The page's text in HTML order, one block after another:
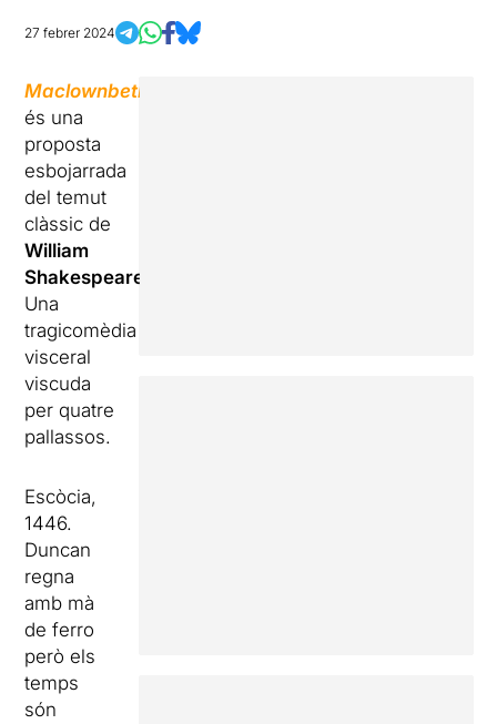
27 febrer 2024
Maclownbeth
és una
proposta
esbojarrada
del temut
clàssic de
William
Shakespeare
Una
tragicomèdia
visceral
viscuda
per quatre
pallassos.
Escòcia,
1446.
Duncan
regna
amb mà
de ferro
però els
temps
són